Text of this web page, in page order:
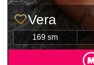
Vera
169 sm